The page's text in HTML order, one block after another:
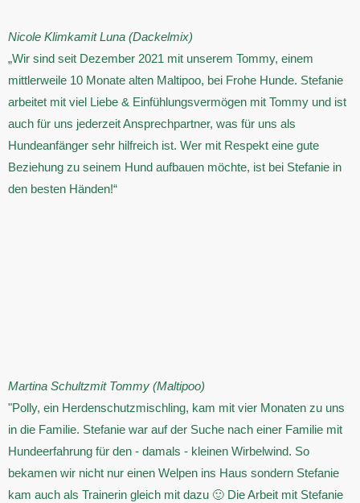
Nicole Klimkamit Luna (Dackelmix)
„Wir sind seit Dezember 2021 mit unserem Tommy, einem
mittlerweile 10 Monate alten Maltipoo, bei Frohe Hunde. Stefanie
arbeitet mit viel Liebe & Einfühlungsvermögen mit Tommy und ist
auch für uns jederzeit Ansprechpartner, was für uns als
Hundeanfänger sehr hilfreich ist. Wer mit Respekt eine gute
Beziehung zu seinem Hund aufbauen möchte, ist bei Stefanie in
den besten Händen!“
Martina Schultzmit Tommy (Maltipoo)
"Polly, ein Herdenschutzmischling, kam mit vier Monaten zu uns
in die Familie. Stefanie war auf der Suche nach einer Familie mit
Hundeerfahrung für den - damals - kleinen Wirbelwind. So
bekamen wir nicht nur einen Welpen ins Haus sondern Stefanie
kam auch als Trainerin gleich mit dazu 🙂 Die Arbeit mit Stefanie